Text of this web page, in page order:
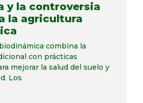
y la controversia
la agricultura
combina la
con prácticas
mejorar la salud del suelo y
Los